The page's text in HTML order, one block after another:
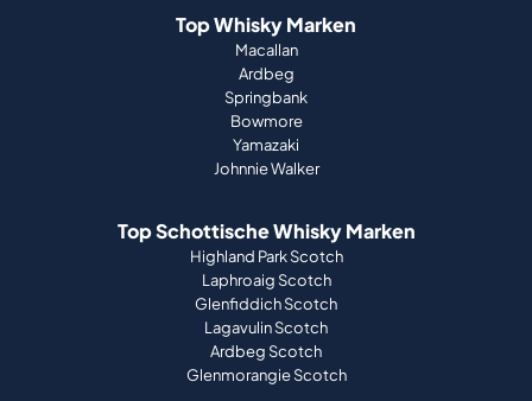
Top Whisky Marken
Macallan
Ardbeg
Springbank
Bowmore
Yamazaki
Johnnie Walker
Top Schottische Whisky Marken
Highland Park Scotch
Laphroaig Scotch
Glenfiddich Scotch
Lagavulin Scotch
Ardbeg Scotch
Glenmorangie Scotch